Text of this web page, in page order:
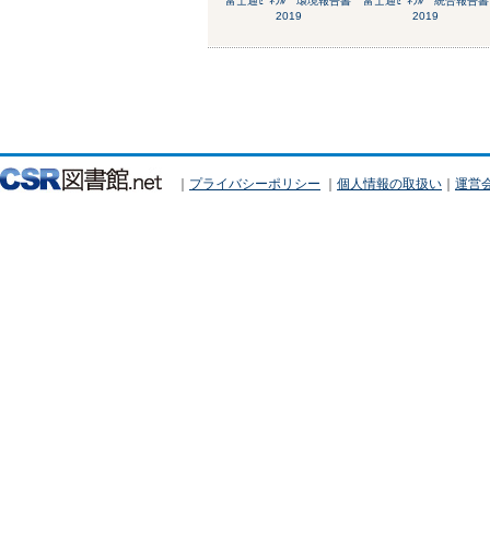
2019
2019
｜ プライバシーポリシー ｜ 個人情報の取扱い ｜ 運営